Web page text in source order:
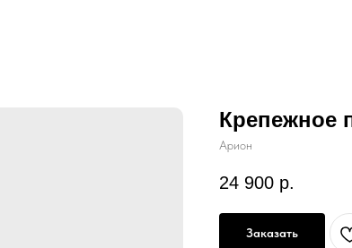
Крепежное
Арион
24 900 р.
Заказать